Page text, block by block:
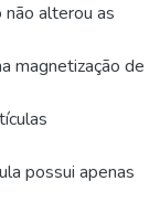
alterou as
magnetização de
possui apenas